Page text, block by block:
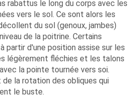
rabattus le long du corps avec les
vers le sol. Ce sont alors les
du sol (genoux, jambes)
de la poitrine. Certains
partir d'une position assise sur les
légèrement fléchies et les talons
la pointe tournée vers soi.
la rotation des obliques qui
le buste.